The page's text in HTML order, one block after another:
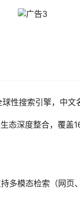
性搜索引擎，中文
深度整合，覆盖
多模态检索（网页